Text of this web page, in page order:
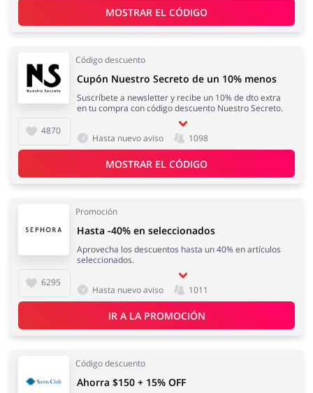
MOSTRAR EL CÓDIGO
Código descuento
4870
Cupón Nuestro Secreto de un 10% menos
Suscríbete a newsletter y recibe un 10% de dto extra
en tu compra con código descuento Nuestro Secreto.
Hasta nuevo aviso 1098
MOSTRAR EL CÓDIGO
Promoción
6295
Hasta -40% en seleccionados
Aprovecha los descuentos hasta un 40% en artículos
seleccionados.
Hasta nuevo aviso 1011
IR A LA PROMOCIÓN
Código descuento
Ahorra $150 + 15% OFF